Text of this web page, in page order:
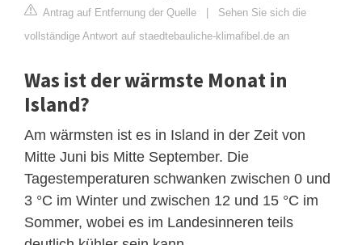
Antrag auf Entfernung der Quelle
Sehen Sie sich die
vollständige Antwort auf staedtebauliche-klimafibel.de an
Was ist der wärmste Monat in
Island?
Am wärmsten ist es in Island in der Zeit von
Mitte Juni bis Mitte September. Die
Tagestemperaturen schwanken zwischen 0 und
3 °C im Winter und zwischen 12 und 15 °C im
Sommer, wobei es im Landesinneren teils